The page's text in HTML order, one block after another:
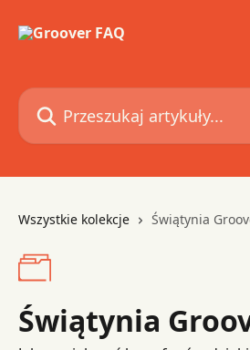
Przeszukaj artykuły...
Wszystkie kolekcje Świątynia
Świątynia